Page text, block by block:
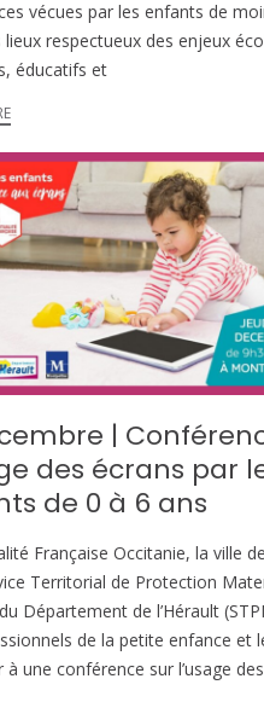
vécues par les enfants de
lieux respectueux des enjeux
éducatifs et
|
des écrans par
de 0 à 6 ans
Française Occitanie, la ville
Territorial de Protection
Département de l’Hérault
de la petite enfance et
à une conférence sur l’usage des